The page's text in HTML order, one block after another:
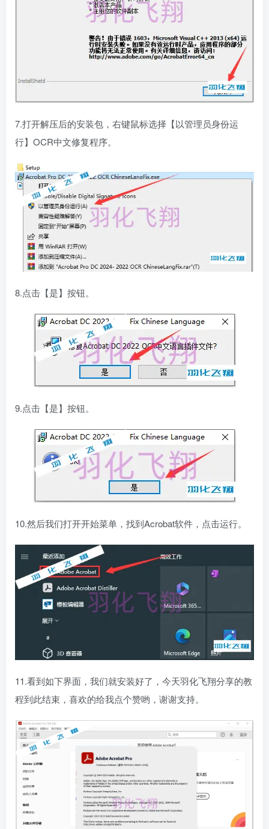
7.打开解压后的安装包，右键鼠标选择【以管理员身份运
行】OCR中文修复程序。
8.点击【是】按钮。
9.点击【是】按钮。
10.然后我们打开开始菜单，找到Acrobat软件，点击运行。
11.看到如下界面，我们就安装好了，今天羽化飞翔分享的教
程到此结束，喜欢的给我点个赞哟，谢谢支持。